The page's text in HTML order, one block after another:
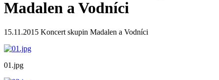
Madalen a Vodníci
15.11.2015 Koncert skupin Madalen a Vodníci
01.jpg